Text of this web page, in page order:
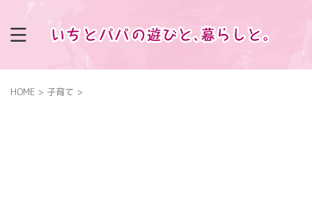
HOME > 子育て >